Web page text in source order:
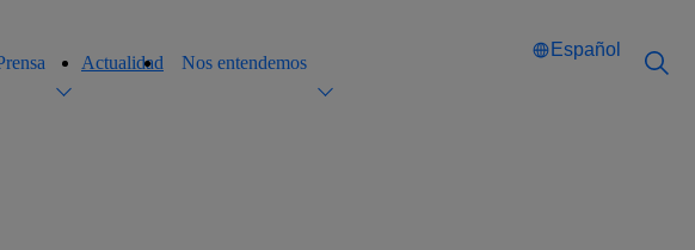
Actualidad Nos entendemos
Español